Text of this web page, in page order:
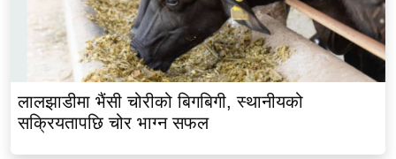
लालझाडीमा भैंसी चोरीको बिगबिगी, स्थानीयको
सक्रियतापछि चोर भाग्न सफल